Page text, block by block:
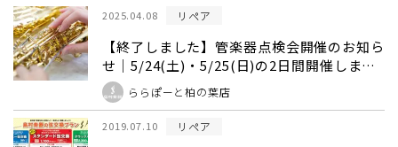
2025.04.08 リペア
【終了しました】管楽器点検会開催のお知ら
せ｜5/24(土)・5/25(日)の2日間開催しま
す！ ららぽーと柏の葉店
2019.07.10 リペア